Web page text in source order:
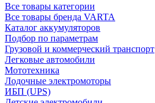
Все товары категории
Все товары бренда VARTA
Каталог аккумуляторов
Подбор по параметрам
Грузовой и коммерческий транспорт
Легковые автомобили
Мототехника
Лодочные электромоторы
ИБП (UPS)